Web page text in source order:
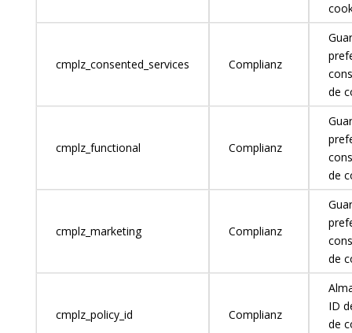
cmplz_consented_services Complianz
de
cmplz_functional Complianz
de
cmplz_marketing Complianz
de
cmplz_policy_id Complianz
ID
de